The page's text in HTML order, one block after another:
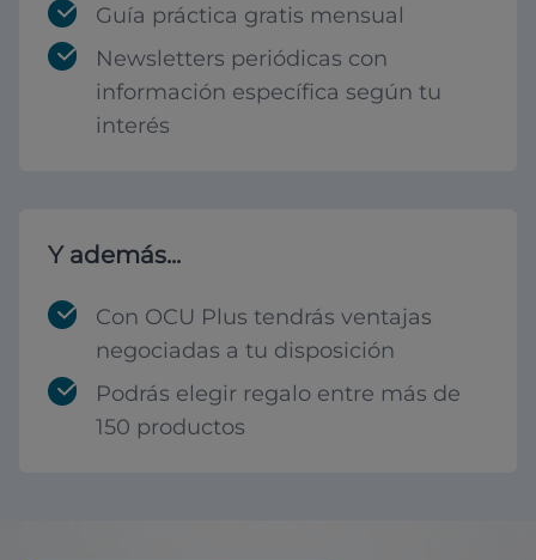
Guía práctica gratis mensual
Newsletters periódicas con
información específica según tu
interés
Y además...
Con OCU Plus tendrás ventajas
negociadas a tu disposición
Podrás elegir regalo entre más de
150 productos